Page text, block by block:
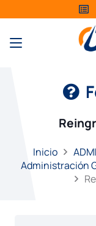
Inicio
Administración